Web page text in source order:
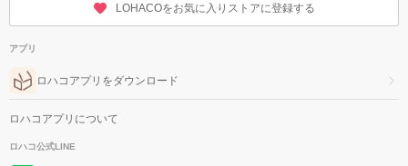
LOHACOをお気に入りストアに登録する
アプリ
ロハコアプリをダウンロード
ロハコアプリについて
ロハコ公式LINE